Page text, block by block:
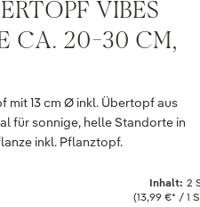
VIBES
CA. 20-30 CM,
13 cm Ø inkl. Übertopf aus
für sonnige, helle Standorte in
inkl. Pflanztopf.
Inhalt: 2
(13,99 €* / 1